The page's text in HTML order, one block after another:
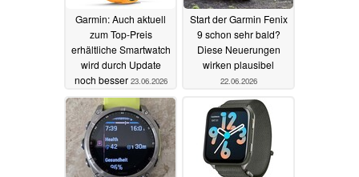
Garmin: Auch aktuell
zum Top-Preis
erhältliche Smartwatch
wird durch Update
noch besser 23.06.2026
Start der Garmin Fenix
9 schon sehr bald?
Diese Neuerungen
wirken plausibel
22.06.2026